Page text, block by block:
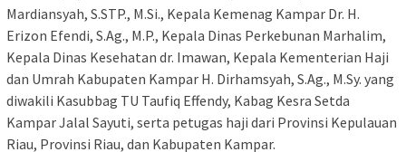
Mardiansyah, S.STP., M.Si., Kepala Kemenag Kampar Dr. H.
Erizon Efendi, S.Ag., M.P., Kepala Dinas Perkebunan Marhalim,
Kepala Dinas Kesehatan dr. Imawan, Kepala Kementerian Haji
dan Umrah Kabupaten Kampar H. Dirhamsyah, S.Ag., M.Sy. yang
diwakili Kasubbag TU Taufiq Effendy, Kabag Kesra Setda
Kampar Jalal Sayuti, serta petugas haji dari Provinsi Kepulauan
Riau, Provinsi Riau, dan Kabupaten Kampar.